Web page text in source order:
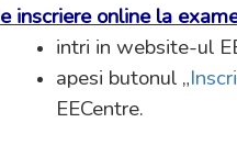
inscriere online la
intri in website-ul
apesi butonul „
EECentre.